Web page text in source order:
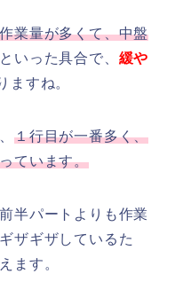
業量が多くて、中盤
といった具合で、 緩や
ますね。
１行目が一番多く、
ています。
半パートよりも作業
ザギザしているた
ます。